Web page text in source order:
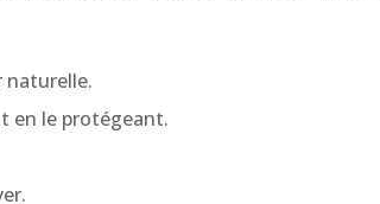
naturelle.
en le protégeant.